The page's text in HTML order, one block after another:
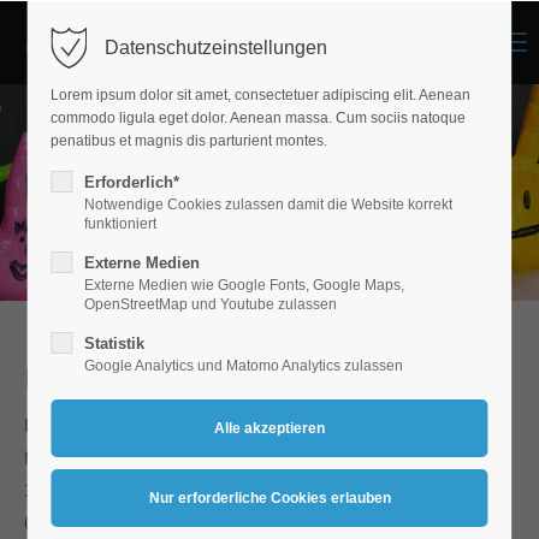
Kindertagesstätten
Kinder- und Familienhaus MaiaBreidenbach
Marburger Straße 22 - 24
35236 Breidenbach
06465 | 70 10
Datenschutzeinstellungen
Lorem ipsum dolor sit amet, consectetuer adipiscing elit. Aenean
commodo ligula eget dolor. Aenean massa. Cum sociis natoque
penatibus et magnis dis parturient montes.
Erforderlich*
Notwendige Cookies zulassen damit die Website korrekt
funktioniert
Externe Medien
Externe Medien wie Google Fonts, Google Maps,
OpenStreetMap und Youtube zulassen
Statistik
Google Analytics und Matomo Analytics zulassen